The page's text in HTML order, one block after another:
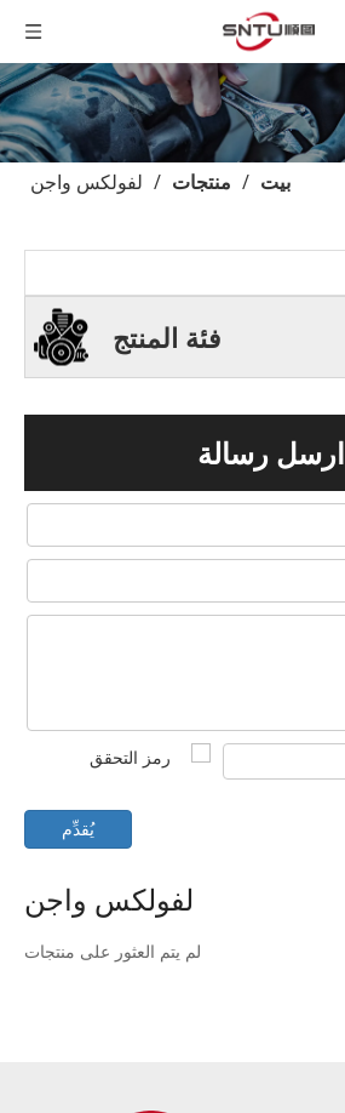
بيت / منتجات / لفولكس واجن
فئة المنتج
ارسل رسالة
يُقدِّم
لفولكس واجن
لم يتم العثور على منتجات